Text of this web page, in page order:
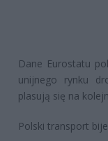
Dane Eurostatu
unijnego rynku
plasują się na
Polski transport